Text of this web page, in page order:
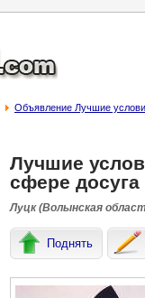
Объявление Лучшие
Лучшие
сфере досуга
Луцк (Волынская
Поднять